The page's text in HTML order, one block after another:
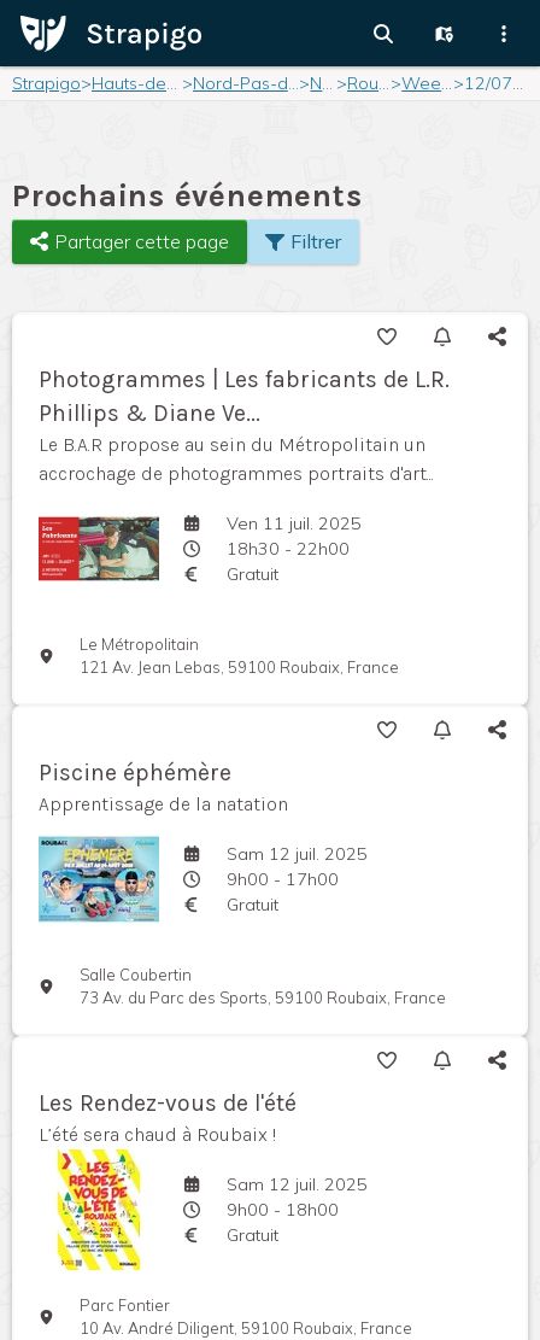
Strapigo> Hauts-de-France > Nord-Pas-de-Calais> Nord > Roubaix> Weekend> 12/07/2025
Prochains événements
Partager cette page Filtrer
Photogrammes | Les fabricants de L.R.
Phillips & Diane Ve...
Le B.A.R propose au sein du Métropolitain un
accrochage de photogrammes portraits d'art...
Ven 11 juil. 2025
18h30 - 22h00
Gratuit
Le Métropolitain
121 Av. Jean Lebas, 59100 Roubaix, France
Piscine éphémère
Apprentissage de la natation
Sam 12 juil. 2025
9h00 - 17h00
Gratuit
Salle Coubertin
73 Av. du Parc des Sports, 59100 Roubaix, France
Les Rendez-vous de l'été
L’été sera chaud à Roubaix !
Sam 12 juil. 2025
9h00 - 18h00
Gratuit
Parc Fontier
10 Av. André Diligent, 59100 Roubaix, France